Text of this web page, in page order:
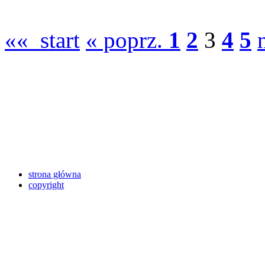
«« start « poprz. 1 2 3 4 5
strona główna
copyright